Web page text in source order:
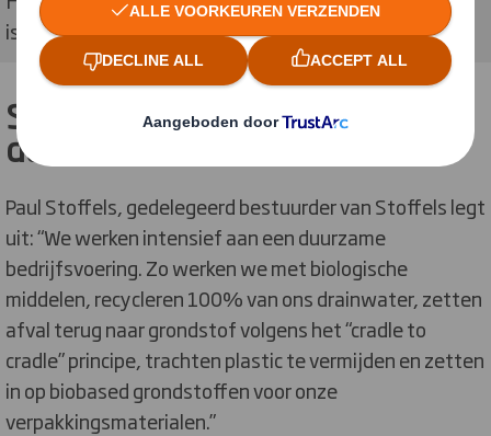
is teruggebracht tot minder dan een vijfde
Stoffels Tomaten en focus op
duurzaamheid
Paul Stoffels, gedelegeerd bestuurder van Stoffels legt
uit: “We werken intensief aan een duurzame
bedrijfsvoering. Zo werken we met biologische
middelen, recycleren 100% van ons drainwater, zetten
afval terug naar grondstof volgens het “cradle to
cradle” principe, trachten plastic te vermijden en zetten
in op biobased grondstoffen voor onze
verpakkingsmaterialen.”